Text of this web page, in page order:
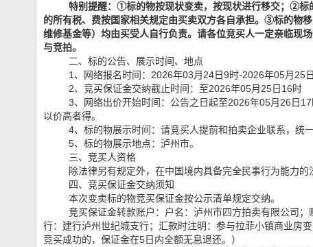
特别提醒：①标的物按现状变卖，按现状进行移交；②标
的所有税、费按国家相关规定由买卖双方各自承担。 ③标的物
维修基金等）均由买受人自行负责。请各位竞买人一定亲临现
与竞拍。
二、标的公告、展示时间、地点
1、网络报名时间：2026年03月24日9时-2026年05月25
2、竞买保证金交纳截止时间：至2026年05月25日16时
3、网络出价开始时间：公告之日起至2026年05月26日
以价高者得。
4、标的物展示时间：请竞买人提前和拍卖企业联系，统
5、标的物展示地点：泸州市。
三、竞买人资格
除法律另有规定外，在中国境内具备完全民事行为能力的
四、竞买保证金交纳须知
本次变卖标的物竞买保证金按公示清单规定交纳。
竞买保证金转款账户：户名：泸州市四方拍卖有限公司；
行：建行泸州世纪城支行； 汇款时注明：参与拉菲小镇商业房
竞买成功的，保证金在5日内全额无息退还。）